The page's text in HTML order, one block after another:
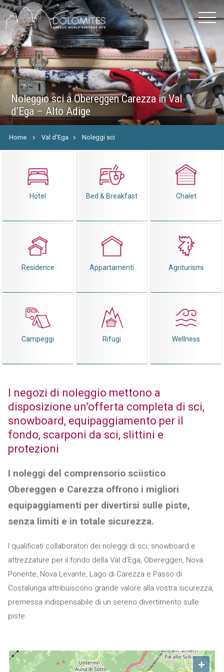
Noleggio sci a Obereggen Carezza in Val
d’Ega – Alto Adige
Home Val d'Ega Noleggi sci
Hotel Bed & Breakfast Chalet
Residence Appartamenti Agriturismi
Campeggi Rifugi Wellness
I negozi di noleggio mettono a
disposizione un’offerta completa di sci,
snowboard, equipaggiamento per il
fondo, scarponi da sci, slittini e
protezioni
I noleggi del comprensorio sciistico
Obereggen e Carezza offrono i migliori
equipaggiamenti per divertirsi sulle piste,
senza limiti e in totale sicurezza.
I qualificati collaboratori dei noleggi di sci, snowboard e
attrezzature per il fondo della Val d’Ega, Obereggen, Nova
Ponente, Nova Levante, Lago di Carezza e Passo di
Costalunga attribuiscono grande valore alla vostra sicurezza,
premessa indispensabile di un sereno divertimento sulle
piste.
+